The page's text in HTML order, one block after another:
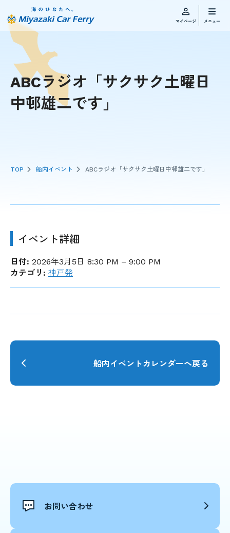
ABCラジオ「サクサク土曜日
中邨雄二です」
TOP 船内イベント ABCラジオ「サクサク土曜日中邨雄二です」
イベント詳細
日付: 2026年3月5日 8:30 PM – 9:00 PM
カテゴリ: 神戸発
船内イベントカレンダーへ戻る
お問い合わせ